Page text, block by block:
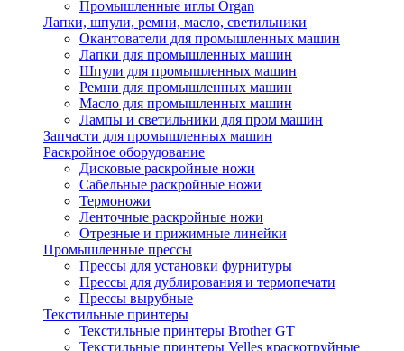
Промышленные иглы Organ
Лапки, шпули, ремни, масло, светильники
Окантователи для промышленных машин
Лапки для промышленных машин
Шпули для промышленных машин
Ремни для промышленных машин
Масло для промышленных машин
Лампы и светильники для пром машин
Запчасти для промышленных машин
Раскройное оборудование
Дисковые раскройные ножи
Сабельные раскройные ножи
Термоножи
Ленточные раскройные ножи
Отрезные и прижимные линейки
Промышленные прессы
Прессы для установки фурнитуры
Прессы для дублирования и термопечати
Прессы вырубные
Текстильные принтеры
Текстильные принтеры Brother GT
Текстильные принтеры Velles краскотруйные